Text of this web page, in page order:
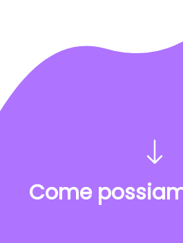
Come